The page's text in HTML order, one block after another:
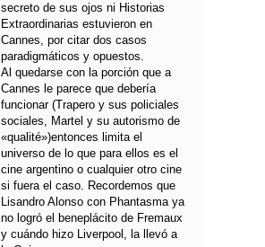
secreto de sus ojos ni Historias
Extraordinarias estuvieron en
Cannes, por citar dos casos
paradigmáticos y opuestos.
Al quedarse con la porción que a
Cannes le parece que debería
funcionar (Trapero y sus policiales
sociales, Martel y su autorismo de
«qualité»)entonces limita el
universo de lo que para ellos es el
cine argentino o cualquier otro cine
si fuera el caso. Recordemos que
Lisandro Alonso con Phantasma ya
no logró el beneplácito de Fremaux
y cuándo hizo Liverpool, la llevó a